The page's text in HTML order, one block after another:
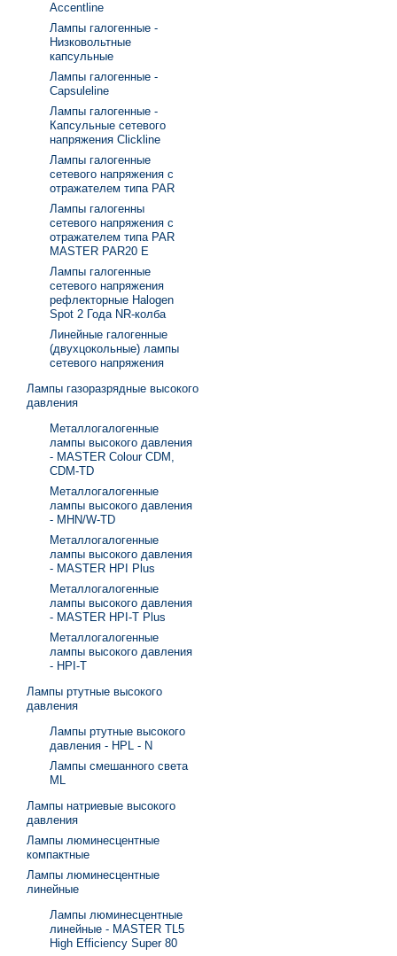
Accentline
Лампы галогенные -
Низковольтные
капсульные
Лампы галогенные -
Capsuleline
Лампы галогенные -
Капсульные сетевого
напряжения Clickline
Лампы галогенные
сетевого напряжения с
отражателем типа PAR
Лампы галогенны
сетевого напряжения с
отражателем типа PAR
MASTER PAR20 E
Лампы галогенные
сетевого напряжения
рефлекторные Halogen
Spot 2 Года NR-колба
Линейные галогенные
(двухцокольные) лампы
сетевого напряжения
Лампы газоразрядные высокого
давления
Металлогалогенные
лампы высокого давления
- MASTER Colour CDM,
CDM-TD
Металлогалогенные
лампы высокого давления
- MHN/W-TD
Металлогалогенные
лампы высокого давления
- MASTER HPI Plus
Металлогалогенные
лампы высокого давления
- MASTER HPI-T Plus
Металлогалогенные
лампы высокого давления
- HPI-T
Лампы ртутные высокого
давления
Лампы ртутные высокого
давления - HPL - N
Лампы смешанного света
ML
Лампы натриевые высокого
давления
Лампы люминесцентные
компактные
Лампы люминесцентные
линейные
Лампы люминесцентные
линейные - MASTER TL5
High Efficiency Super 80